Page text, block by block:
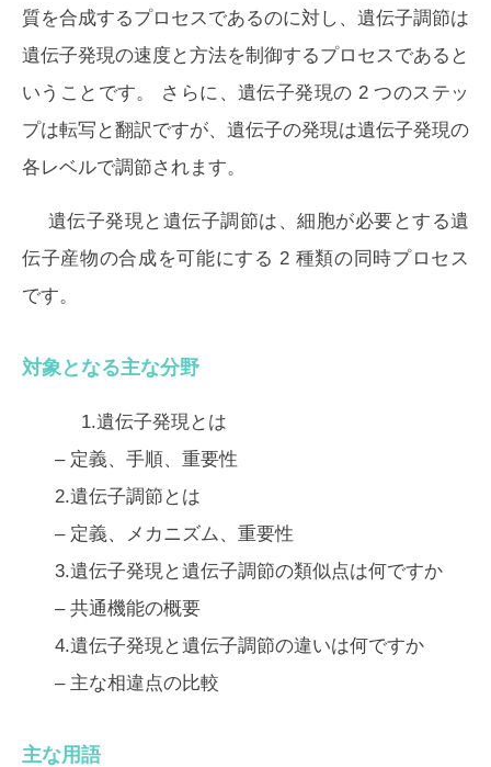
質を合成するプロセスであるのに対し、遺伝子調節は
遺伝子発現の速度と方法を制御するプロセスであると
いうことです。
さらに、遺伝子発現の 2 つのステッ
プは転写と翻訳ですが、遺伝子の発現は遺伝子発現の
各レベルで調節されます。
遺伝子発現と遺伝子調節は、細胞が必要とする遺
伝子産物の合成を可能にする 2 種類の同時プロセス
です。
対象となる主な分野
1.遺伝子発現とは
– 定義、手順、重要性
2.遺伝子調節とは
– 定義、メカニズム、重要性
3.遺伝子発現と遺伝子調節の類似点は何ですか
– 共通機能の概要
4.遺伝子発現と遺伝子調節の違いは何ですか
– 主な相違点の比較
主な用語